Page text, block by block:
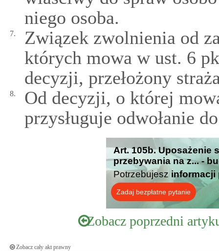
niego osoba.
7.
Związek zwolnienia od
których mowa w ust. 6
decyzji, przełożony
8.
Od decyzji, o której
przysługuje odwołanie
Art. 105b. Uposażenie
przebywania na z... -
Potrzebujesz informacji
Zadaj bezpłatne pytanie
Zobacz poprzedni
Zobacz cały akt prawny